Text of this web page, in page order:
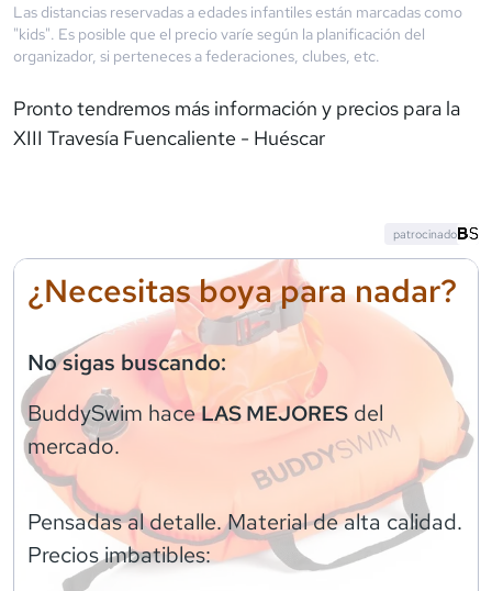
Las distancias reservadas a edades infantiles están marcadas como
"kids". Es posible que el precio varíe según la planificación del
organizador, si perteneces a federaciones, clubes, etc.
Pronto tendremos más información y precios para la
XIII Travesía Fuencaliente - Huéscar
¿Necesitas boya para nadar?
No sigas buscando:
BuddySwim haceLAS MEJORES del
mercado.
Pensadas al detalle. Material de alta calidad.
Precios imbatibles:
patrocinado